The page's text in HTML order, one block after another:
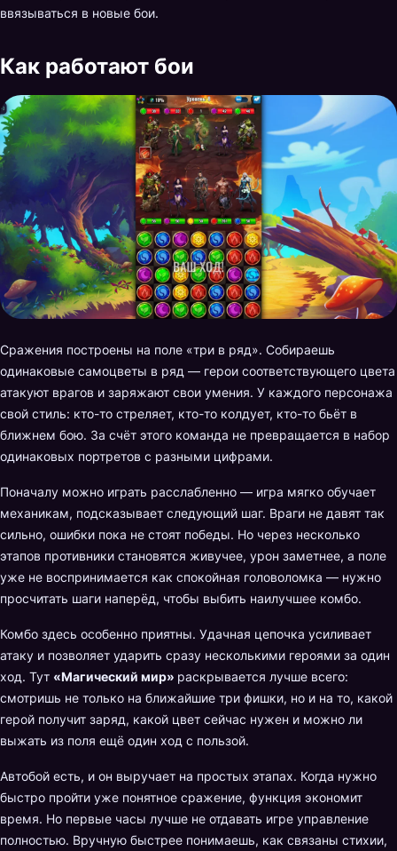
ввязываться в новые бои.
Как работают бои
Сражения построены на поле «три в ряд». Собираешь
одинаковые самоцветы в ряд — герои соответствующего цвета
атакуют врагов и заряжают свои умения. У каждого персонажа
свой стиль: кто-то стреляет, кто-то колдует, кто-то бьёт в
ближнем бою. За счёт этого команда не превращается в набор
одинаковых портретов с разными цифрами.
Поначалу можно играть расслабленно — игра мягко обучает
механикам, подсказывает следующий шаг. Враги не давят так
сильно, ошибки пока не стоят победы. Но через несколько
этапов противники становятся живучее, урон заметнее, а поле
уже не воспринимается как спокойная головоломка — нужно
просчитать шаги наперёд, чтобы выбить наилучшее комбо.
Комбо здесь особенно приятны. Удачная цепочка усиливает
атаку и позволяет ударить сразу несколькими героями за один
ход. Тут «Магический мир» раскрывается лучше всего:
смотришь не только на ближайшие три фишки, но и на то, какой
герой получит заряд, какой цвет сейчас нужен и можно ли
выжать из поля ещё один ход с пользой.
Автобой есть, и он выручает на простых этапах. Когда нужно
быстро пройти уже понятное сражение, функция экономит
время. Но первые часы лучше не отдавать игре управление
полностью. Вручную быстрее понимаешь, как связаны стихии,